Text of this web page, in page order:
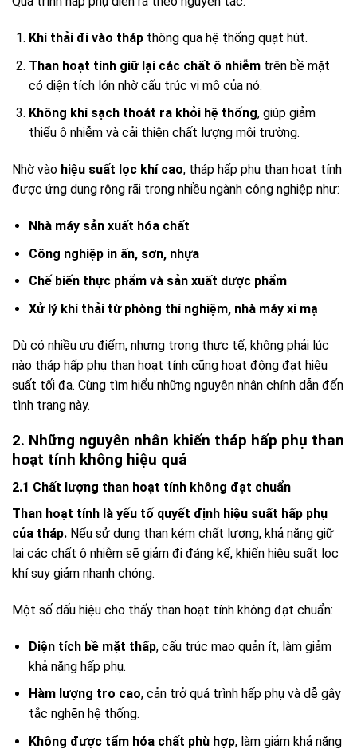
Khí thải đi vào thápthông qua hệ thống quạt hút.
Than hoạt tính giữ lại các chất ô nhiễmtrên bề mặt
có diện tích lớn nhờ cấu trúc vi mô của nó.
Không khí sạch thoát ra khỏi hệ thống, giúp giảm
thiểu ô nhiễm và cải thiện chất lượng môi trường.
Nhờ vào hiệu suất lọc khí cao, tháp hấp phụ than hoạt tính
được ứng dụng rộng rãi trong nhiều ngành công nghiệp như:
Nhà máy sản xuất hóa chất
Công nghiệp in ấn, sơn, nhựa
Chế biến thực phẩm và sản xuất dược phẩm
Xử lý khí thải từ phòng thí nghiệm, nhà máy xi mạ
Dù có nhiều ưu điểm, nhưng trong thực tế, không phải lúc
nào tháp hấp phụ than hoạt tính cũng hoạt động đạt hiệu
suất tối đa. Cùng tìm hiểu những nguyên nhân chính dẫn đến
tình trạng này.
2. Những nguyên nhân khiến tháp hấp phụ than
hoạt tính không hiệu quả
2.1 Chất lượng than hoạt tính không đạt chuẩn
Than hoạt tính là yếu tố quyết định hiệu suất hấp phụ
của tháp. Nếu sử dụng than kém chất lượng, khả năng giữ
lại các chất ô nhiễm sẽ giảm đi đáng kể, khiến hiệu suất lọc
khí suy giảm nhanh chóng.
Một số dấu hiệu cho thấy than hoạt tính không đạt chuẩn:
Diện tích bề mặt thấp, cấu trúc mao quản ít, làm giảm
khả năng hấp phụ.
Hàm lượng tro cao, cản trở quá trình hấp phụ và dễ gây
tắc nghẽn hệ thống.
Không được tẩm hóa chất phù hợp, làm giảm khả năng